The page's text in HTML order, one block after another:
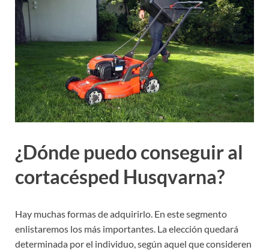
¿Dónde puedo conseguir al
cortacésped Husqvarna?
Hay muchas formas de adquirirlo. En este segmento
enlistaremos los más importantes. La elección quedará
determinada por el individuo, según aquel que consideren